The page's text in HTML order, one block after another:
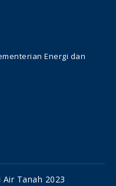
Energi dan
Tanah 2023